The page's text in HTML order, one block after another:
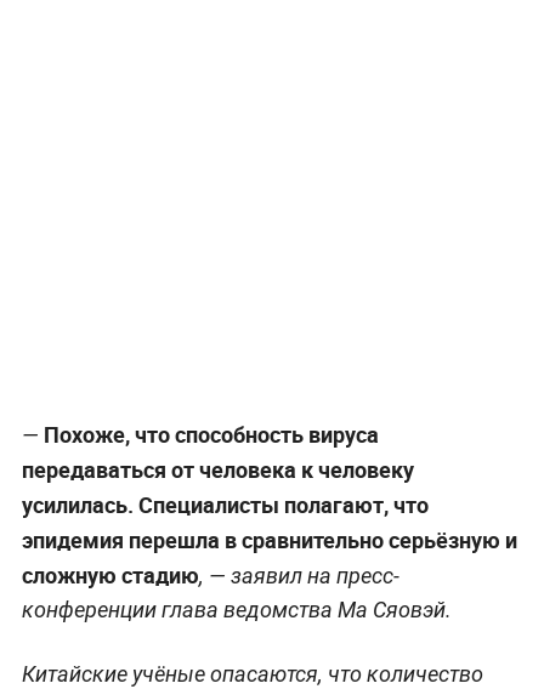
— Похоже, что способность вируса
передаваться от человека к человеку
усилилась. Специалисты полагают, что
эпидемия перешла в сравнительно серьёзную и
сложную стадию, — заявил на пресс-
конференции глава ведомства Ма Сяовэй.
Китайские учёные опасаются, что количество